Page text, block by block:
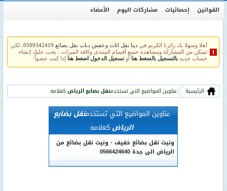
القوانين
إحصائيات مشاركات اليوم الأعضاء
أهلا وسهلا بك زائرنا الكريم فيدينا نقل اثاث وعفش دباب نقل بضائع 0509342419
، لكي
تتمكن من المشاركة ومشاهدة جميع أقسام المنتدى وكافة الميزات ، يجب عليك إنشاء
حساب جديدبالتسجيل بالضغط هنا أوتسجيل الدخول اضغط هنا إذا كنت عضواً .
الرئيسية عناوين المواضيع التي تستخدمنقل بضايع الرياض كعلامه
عناوين المواضيع التي تستخدمنقل بضايع
الرياضكعلامه
ونيت نقل بضائع خفيف - ونيت نقل بضائع من
الرياض الى جدة 0566424640